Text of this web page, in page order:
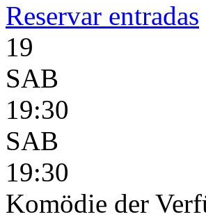
Reservar entradas
19
SAB
19:30
SAB
19:30
Komödie der